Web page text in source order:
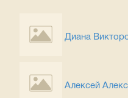
Диана
Алексей